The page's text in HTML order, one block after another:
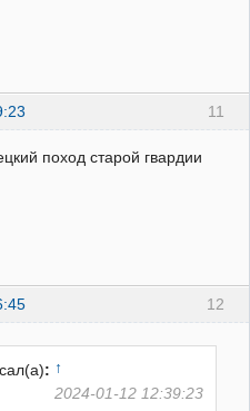
11
поход старой гвардии
12
: ↑
2024-01-12 12:39:23